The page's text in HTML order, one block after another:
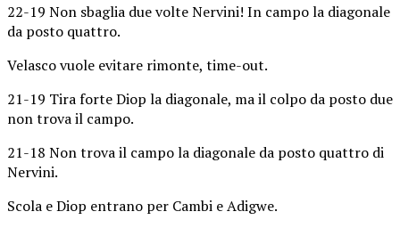
22-19 Non sbaglia due volte Nervini! In campo la diagonale
da posto quattro.
Velasco vuole evitare rimonte, time-out.
21-19 Tira forte Diop la diagonale, ma il colpo da posto due
non trova il campo.
21-18 Non trova il campo la diagonale da posto quattro di
Nervini.
Scola e Diop entrano per Cambi e Adigwe.